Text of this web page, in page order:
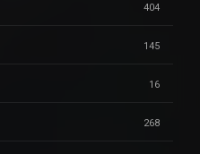
404
145
16
268